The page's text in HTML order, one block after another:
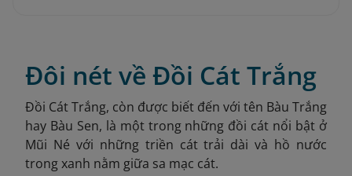
Đôi nét về Đồi Cát Trắng
Đồi Cát Trắng, còn được biết đến với tên Bàu Trắng
hay Bàu Sen, là một trong những đồi cát nổi bật ở
Mũi Né với những triền cát trải dài và hồ nước
trong xanh nằm giữa sa mạc cát.